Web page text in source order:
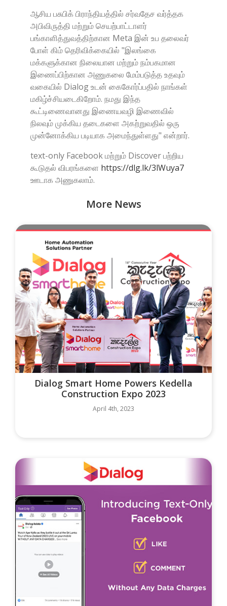
ஆசிய பசுபிக் பிராந்தியத்தில் சர்வதேச வர்த்தக
அபிவிருத்தி மற்றும் செயற்பாட்டாளர்
பங்காளித்துவத்திற்கான Meta இன் உப தலைவர்
போள் கிம் தெரிவிக்கையில் "இலங்கை
மக்களுக்கான நிலையான மற்றும் நம்பகமான
இணைப்பிற்கான அணுகலை மேம்படுத்த உதவும்
வகையில் Dialog உடன் கைகோர்ப்பதில் நாங்கள்
மகிழ்ச்சியடைகிறோம். நமது இந்த
கூட்டிணைவானது இணையவழி இணைவில்
நிலவும் முக்கிய தடைகளை அகற்றுவதில் ஒரு
முன்னோக்கிய படியாக அமைந்துள்ளது" என்றார்.
text-only Facebook மற்றும் Discover பற்றிய
கூடுதல் விபரங்களை https://dlg.lk/3lWuya7
ஊடாக அணுகலாம்.
More News
Dialog Smart Home Powers Kedella
Construction Expo 2023
April 4th, 2023